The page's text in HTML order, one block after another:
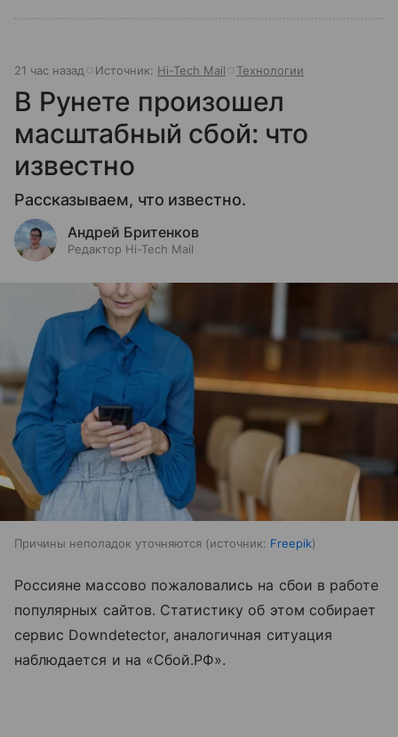
21 час назад Источник: Hi-Tech Mail Технологии
В Рунете произошел
масштабный сбой: что
известно
Рассказываем, что известно.
Андрей Бритенков
Редактор Hi-Tech Mail
Причины неполадок уточняются источник: Freepik
Россияне массово пожаловались на сбои в работе
популярных сайтов. Статистику об этом собирает
сервис Downdetector, аналогичная ситуация
наблюдается и на «Сбой.РФ».